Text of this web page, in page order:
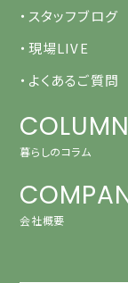
・スタッフブログ
・現場LIVE
・よくあるご質問
COLUMN
暮らしのコラム
会社概要